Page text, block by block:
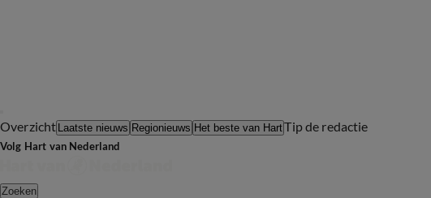
Overzicht Laatste nieuws Regionieuws Het beste van HartTip de redactie
Volg Hart van Nederland
Zoeken